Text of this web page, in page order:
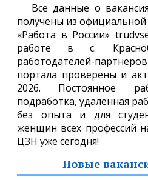
Все данные о
получены из
«Работа в России»
работе в с.
работодателей-
портала проверены и
2026. Постоянное
подработка, удаленная
без опыта и для
женщин всех профессий
ЦЗН уже сегодня!
Новые